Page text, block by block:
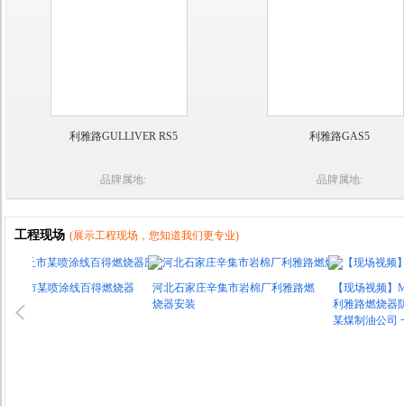
利雅路GULLIVER RS5
品牌属地:
利雅路GAS5
品牌属地:
工程现场 (展示工程现场，您知道我们更专业)
某喷涂线百得燃烧器
河北石家庄辛集市岩棉厂利雅路燃
烧器安装
【现场视频】MTG再
利雅路燃烧器防爆
某煤制油公司 一